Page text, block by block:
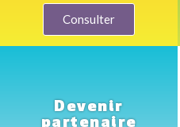
Consulter
Devenir
partenaire